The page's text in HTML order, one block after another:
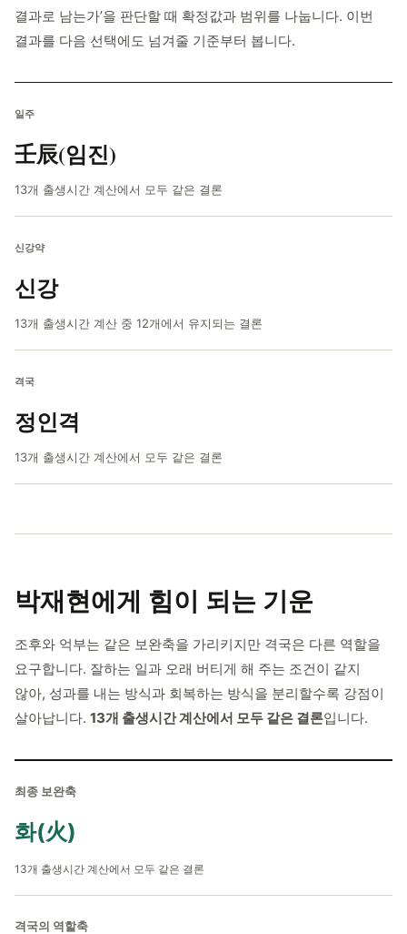
결과로 남는가’을 판단할 때 확정값과 범위를 나눕니다. 이번
결과를 다음 선택에도 넘겨줄 기준부터 봅니다.
일주
壬辰(임진)
13개 출생시간 계산에서 모두 같은 결론
신강약
신강
13개 출생시간 계산 중 12개에서 유지되는 결론
격국
정인격
13개 출생시간 계산에서 모두 같은 결론
박재현에게 힘이 되는 기운
조후와 억부는 같은 보완축을 가리키지만 격국은 다른 역할을
요구합니다. 잘하는 일과 오래 버티게 해 주는 조건이 같지
않아, 성과를 내는 방식과 회복하는 방식을 분리할수록 강점이
살아납니다. 13개 출생시간 계산에서 모두 같은 결론입니다.
최종 보완축
화(火)
13개 출생시간 계산에서 모두 같은 결론
격국의 역할축